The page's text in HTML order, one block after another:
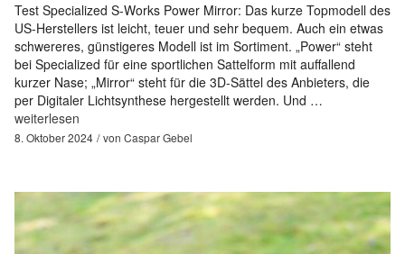
Test Specialized S-Works Power Mirror: Das kurze Topmodell des
US-Herstellers ist leicht, teuer und sehr bequem. Auch ein etwas
schwereres, günstigeres Modell ist im Sortiment. „Power“ steht
bei Specialized für eine sportlichen Sattelform mit auffallend
kurzer Nase; „Mirror“ steht für die 3D-Sättel des Anbieters, die
per Digitaler Lichtsynthese hergestellt werden. Und …
weiterlesen
8. Oktober 2024 von Caspar Gebel